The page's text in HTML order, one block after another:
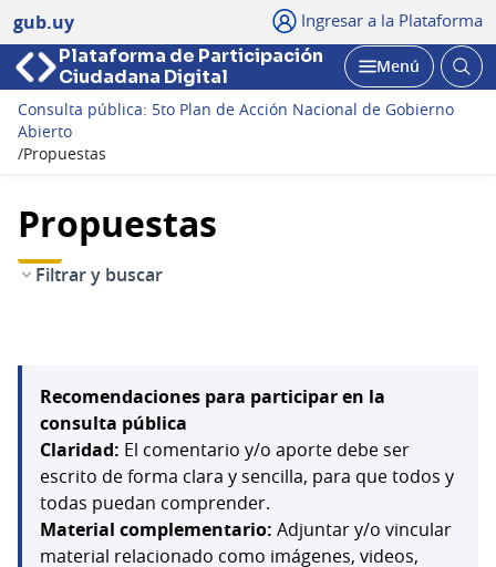
gub.uy Ingresar a la Plataforma
Plataforma de Participación
Ciudadana Digital
Abrir
Menú
Consulta pública: 5to Plan de Acción Nacional de Gobierno
Abierto
/Propuestas
Propuestas
Filtrar y buscar
Recomendaciones para participar en la
consulta pública
Claridad: El comentario y/o aporte debe ser
escrito de forma clara y sencilla, para que todos y
todas puedan comprender.
Material complementario: Adjuntar y/o vincular
material relacionado como imágenes, videos,